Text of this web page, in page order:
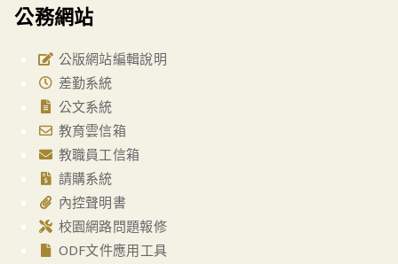
公務網站
公版網站編輯說明
差勤系統
公文系統
教育雲信箱
教職員工信箱
請購系統
內控聲明書
校園網路問題報修
ODF文件應用工具